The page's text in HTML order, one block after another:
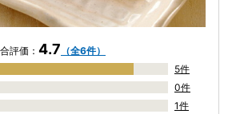
評価： 4.7 （全6件）
5件
0件
1件